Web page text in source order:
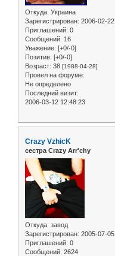
Откуда: Украина
Зарегистрирован: 2006-02-22
Приглашений: 0
Сообщений: 16
Уважение: [+0/-0]
Позитив: [+0/-0]
Возраст: 38 [1988-04-28]
Провел на форуме:
Не определено
Последний визит:
2006-03-12 12:48:23
Crazy VzhicK
сестра Crazy Arr'chy
Откуда: завод
Зарегистрирован: 2005-07-05
Приглашений: 0
Сообщений: 2624